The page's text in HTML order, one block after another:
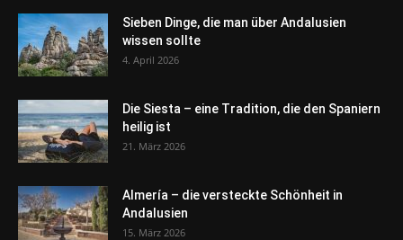
Sieben Dinge, die man über Andalusien
wissen sollte
4. April 2026
Die Siesta – eine Tradition, die den Spaniern
heilig ist
21. März 2026
Almería – die versteckte Schönheit in
Andalusien
15. März 2026